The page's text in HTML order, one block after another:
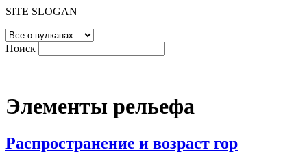
SITE SLOGAN
Поиск
Элементы рельефа
Распространение и возраст гор